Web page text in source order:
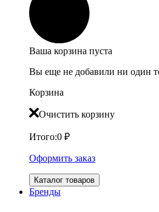
Ваша корзина пуста
Вы еще не добавили ни один
Корзина
Очистить корзину
Итого:0 ₽
Оформить заказ
Каталог товаров
Бренды